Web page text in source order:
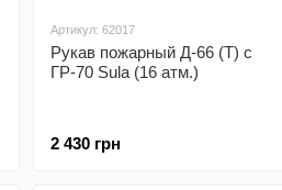
Артикул: 62017
Рукав пожарный Д-66 (Т) с
ГР-70 Sula (16 атм.)
2 430 грн